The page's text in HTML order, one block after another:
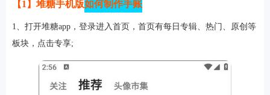
【1】堆糖手机版如何制作手账
1、打开堆糖app，登录进入首页，首页有每日专辑、热门、原创等
板块，点击专享;